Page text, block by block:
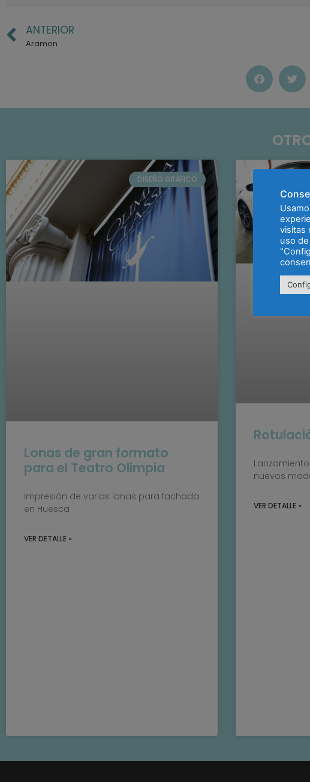
ANTERIOR
Aramon
DISEÑO GRÁFICO
Lonas de gran formato
para el Teatro Olimpia
Impresión de varias lonas para fachada
en Huesca
VER DETALLE »
nuevos
VER DETALLE »
visitas
uso